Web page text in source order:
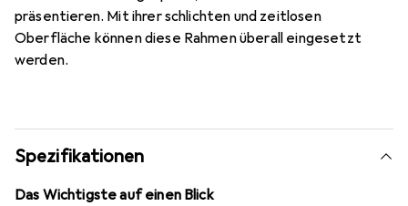
präsentieren. Mit ihrer schlichten und zeitlosen
Oberfläche können diese Rahmen überall eingesetzt
werden.
Spezifikationen
Das Wichtigste auf einen Blick